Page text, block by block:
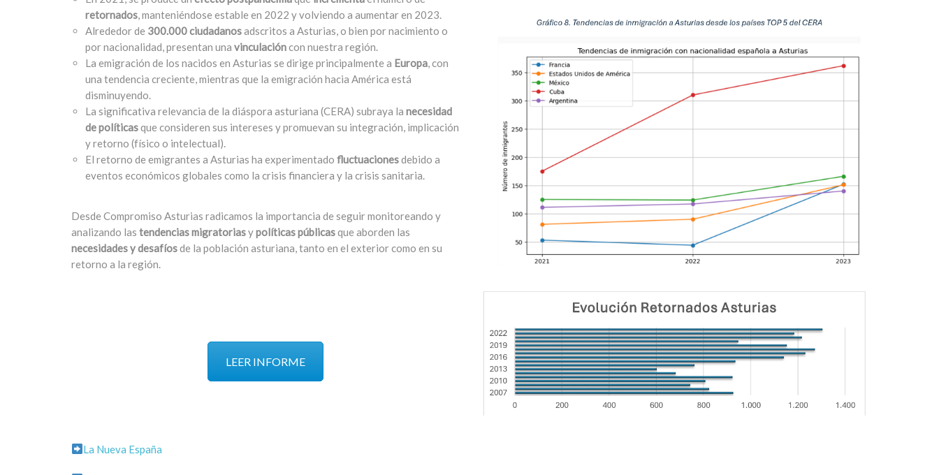
retornados, manteniéndose estable en 2022 y volviendo a aumentar en 2023.
Alrededor de 300.000 ciudadanosadscritos a Asturias, o bien por nacimiento o
por nacionalidad, presentan una vinculacióncon nuestra región.
La emigración de los nacidos en Asturias se dirige principalmente a Europa, con
una tendencia creciente, mientras que la emigración hacia América está
disminuyendo.
La significativa relevancia de la diáspora asturiana (CERA) subraya la necesidad
de políticasque consideren sus intereses y promuevan su integración, implicación
y retorno (físico o intelectual).
El retorno de emigrantes a Asturias ha experimentado fluctuacionesdebido a
eventos económicos globales como la crisis financiera y la crisis sanitaria.
Desde Compromiso Asturias radicamos la importancia de seguir monitoreando y
analizando las tendencias migratoriasypolíticas públicasque aborden las
necesidades y desafíosde la población asturiana, tanto en el exterior como en su
retorno a la región.
LEER INFORME
La Nueva España